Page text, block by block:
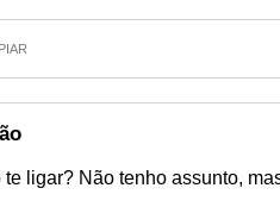
te ligar? Não tenho assunto,